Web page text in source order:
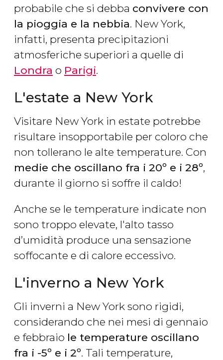
probabile che si debba convivere con
la pioggia e la nebbia. New York,
infatti, presenta precipitazioni
atmosferiche superiori a quelle di
Londra o Parigi.
L'estate a New York
Visitare New York in estate potrebbe
risultare insopportabile per coloro che
non tollerano le alte temperature. Con
medie che oscillano fra i 20º e i 28º,
durante il giorno si soffre il caldo!
Anche se le temperature indicate non
sono troppo elevate, l'alto tasso
d’umidità produce una sensazione
soffocante e di calore eccessivo.
L'inverno a New York
Gli inverni a New York sono rigidi,
considerando che nei mesi di gennaio
e febbraio le temperature oscillano
fra i -5º e i 2º. Tali temperature,